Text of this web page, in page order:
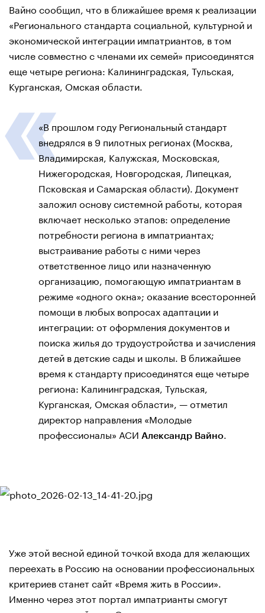
Вайно сообщил, что в ближайшее время к реализации
«Регионального стандарта социальной, культурной и
экономической интеграции импатриантов, в том
числе совместно с членами их семей» присоединятся
еще четыре региона: Калининградская, Тульская,
Курганская, Омская области.
«В прошлом году Региональный стандарт
внедрялся в 9 пилотных регионах (Москва,
Владимирская, Калужская, Московская,
Нижегородская, Новгородская, Липецкая,
Псковская и Самарская области). Документ
заложил основу системной работы, которая
включает несколько этапов: определение
потребности региона в импатриантах;
выстраивание работы с ними через
ответственное лицо или назначенную
организацию, помогающую импатриантам в
режиме «одного окна»; оказание всесторонней
помощи в любых вопросах адаптации и
интеграции: от оформления документов и
поиска жилья до трудоустройства и зачисления
детей в детские сады и школы. В ближайшее
время к стандарту присоединятся еще четыре
региона: Калининградская, Тульская,
Курганская, Омская области», — отметил
директор направления «Молодые
профессионалы» АСИ Александр Вайно
Уже этой весной единой точкой входа для желающих
переехать в Россию на основании профессиональных
критериев станет сайт «Время жить в России».
Именно через этот портал импатрианты смогут